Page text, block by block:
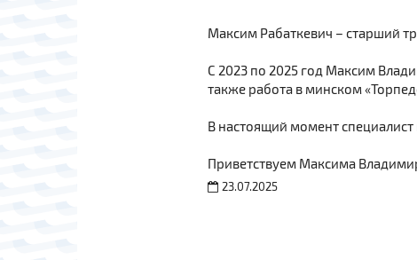
Максим Рабаткевич – старший
С 2023 по 2025 год Максим
также работа в минском
В настоящий момент
Приветствуем Максима
23.07.2025